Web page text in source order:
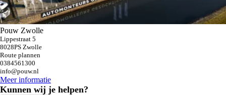
Pouw Zwolle
Lippestraat 5
8028PS Zwolle
Route plannen
0384561300
info@pouw.nl
Meer informatie
Kunnen wij je helpen?